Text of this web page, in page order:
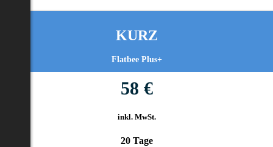
KURZ
Flatbee Plus+
58 €
inkl. MwSt.
20 Tage